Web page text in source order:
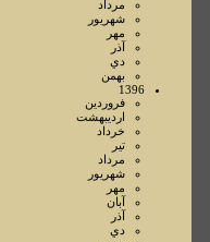
مرداد
شهريور
مهر
آذر
دي
بهمن
1396
فروردين
ارديبهشت
خرداد
تير
مرداد
شهريور
مهر
آبان
آذر
دي